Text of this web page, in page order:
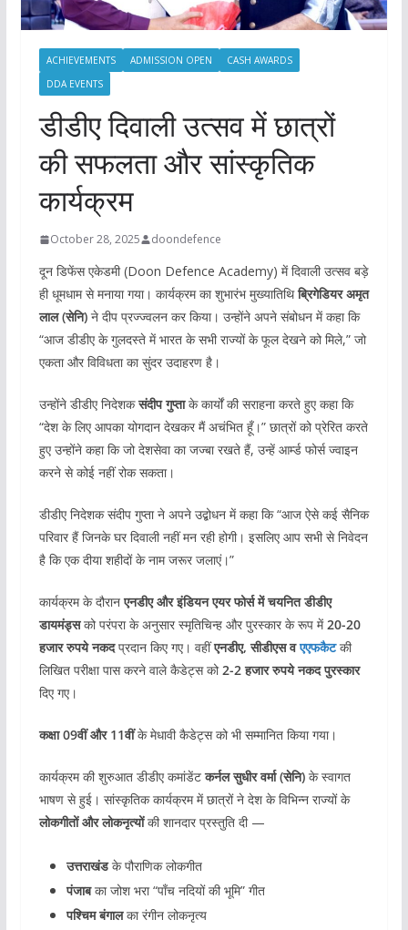
ACHIEVEMENTS ADMISSION OPEN
CASH AWARDS
DDA EVENTS
डीडीए दिवाली उत्सव में छात्रों
की सफलता और सांस्कृतिक
कार्यक्रम
October 28, 2025 doondefence
दून डिफेंस एकेडमी (Doon Defence Academy) में दिवाली उत्सव बड़े
ही धूमधाम से मनाया गया। कार्यक्रम का शुभारंभ मुख्यातिथिब्रिगेडियर अमृत
लाल (सेनि)ने दीप प्रज्ज्वलन कर किया। उन्होंने अपने संबोधन में कहा कि
“आज डीडीए के गुलदस्ते में भारत के सभी राज्यों के फूल देखने को मिले,” जो
एकता और विविधता का सुंदर उदाहरण है।
उन्होंने डीडीए निदेशकसंदीप गुप्ताके कार्यों की सराहना करते हुए कहा कि
“देश के लिए आपका योगदान देखकर मैं अचंभित हूँ।” छात्रों को प्रेरित करते
हुए उन्होंने कहा कि जो देशसेवा का जज्बा रखते हैं, उन्हें आर्म्ड फोर्स ज्वाइन
करने से कोई नहीं रोक सकता।
डीडीए निदेशक संदीप गुप्ता ने अपने उद्बोधन में कहा कि “आज ऐसे कई सैनिक
परिवार हैं जिनके घर दिवाली नहीं मन रही होगी। इसलिए आप सभी से निवेदन
है कि एक दीया शहीदों के नाम जरूर जलाएं।”
कार्यक्रम के दौरानएनडीए और इंडियन एयर फोर्स में चयनित डीडीए
डायमंड्सको परंपरा के अनुसार स्मृतिचिन्ह और पुरस्कार के रूप में20-20
हजार रुपये नकदप्रदान किए गए। वहींएनडीए, सीडीएस वएएफकैटकी
लिखित परीक्षा पास करने वाले कैडेट्स को2-2 हजार रुपये नकद पुरस्कार
दिए गए।
कक्षा 09वीं और 11वींके मेधावी कैडेट्स को भी सम्मानित किया गया।
कार्यक्रम की शुरुआत डीडीए कमांडेंटकर्नल सुधीर वर्मा (सेनि)के स्वागत
भाषण से हुई। सांस्कृतिक कार्यक्रम में छात्रों ने देश के विभिन्न राज्यों के
लोकगीतों और लोकनृत्योंकी शानदार प्रस्तुति दी —
उत्तराखंडके पौराणिक लोकगीत
पंजाबका जोश भरा “पाँच नदियों की भूमि” गीत
पश्चिम बंगालका रंगीन लोकनृत्य